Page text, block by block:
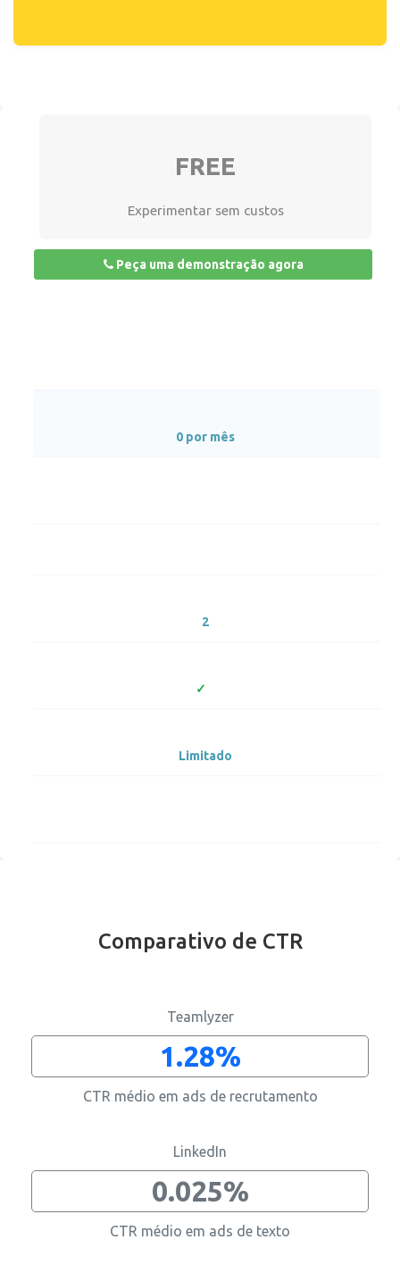
FREE
Experimentar sem custos
Peça uma demonstração agora
Recrutamento
0 por mês
Gestão de página
2
Limitado
Reviews
Apenas direitos de reposta
Cultura
Business intelligence
Comunicação
Comparativo de CTR
Teamlyzer
1.28%
CTR médio em ads de recrutamento
LinkedIn
0.025%
CTR médio em ads de texto